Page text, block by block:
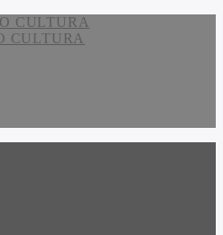
CULTURA
CULTURA